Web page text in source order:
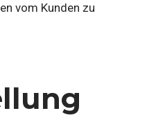
vom Kunden zu